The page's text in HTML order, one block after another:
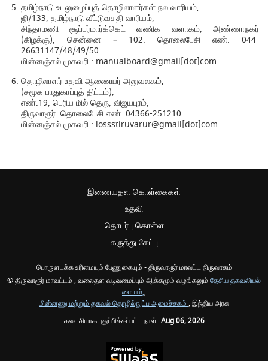
தமிழ்நாடு உடலுழைப்புத் தொழிலாளர்கள் நல வாரியம்,
ஜி/133, தமிழ்நாடு வீட்டுவசதி வாரியம்,
சிந்தாமணி சூப்பர்மார்க்கெட் வணிக வளாகம், அண்ணாநகர்
(கிழக்கு), சென்னை – 102. தொலைபேசி எண். 044-
26631147/48/49/50
மின்னஞ்சல் முகவரி : manualboard@gmail[dot]com
தொழிலாளர் உதவி ஆணையர் அலுவலகம்,
(சமூக பாதுகாப்புத் திட்டம்),
எண்.19, பெரிய மில் தெரு, விஜயபுரம்,
திருவாரூர். தொலைபேசி எண். 04366-251210
மின்னஞ்சல் முகவரி : lossstiruvarur@gmail[dot]com
இணையதள கொள்கைகள்
உதவி
தொடர்பு கொள்ள
கருத்து கேட்பு
பொருளடக்க உரிமையும் பேணுகையும் - திருவாரூர் மாவட்ட நிருவாகம்
© திருவாரூர் மாவட்டம் , வலைதள வடிவமைப்பும் ஆக்கமும் வழங்கலும் தேசிய தகவலியல்
மையம்,,
மின்னணு மற்றும் தகவல் தொழில்நுட்ப அமைச்சகம் , இந்திய அரசு
கடைசியாக புதுப்பிக்கப்பட்ட நாள்: Aug 06, 2026